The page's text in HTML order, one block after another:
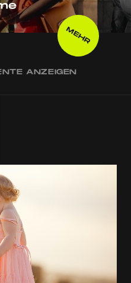
MEHR
ANZEIGEN